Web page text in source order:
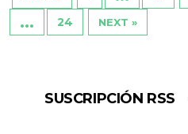
… 24 NEXT »
SUSCRIPCIÓN RSS